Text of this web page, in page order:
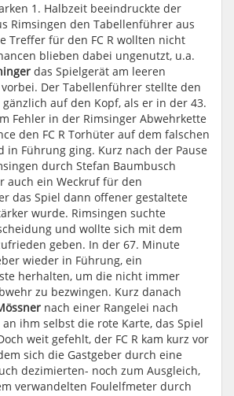
1. Halbzeit beeindruckte der
Rimsingen den Tabellenführer aus
Treffer für den FC R wollten nicht
blieben dabei ungenutzt, u.a.
das Spielgerät am leeren
Der Tabellenführer stellte den
auf den Kopf, als er in der 43.
Fehler in der Rimsinger Abwehrkette
den FC R Torhüter auf dem falschen
in Führung ging. Kurz nach der Pause
durch Stefan Baumbusch
auch ein Weckruf für den
das Spiel dann offener gestaltete
wurde. Rimsingen suchte
und wollte sich mit dem
geben. In der 67. Minute
wieder in Führung, ein
herhalten, um die nicht immer
zu bezwingen. Kurz danach
nach einer Rangelei nach
ihm selbst die rote Karte, das Spiel
weit gefehlt, der FC R kam kurz vor
sich die Gastgeber durch eine
dezimierten- noch zum Ausgleich,
verwandelten Foulelfmeter durch